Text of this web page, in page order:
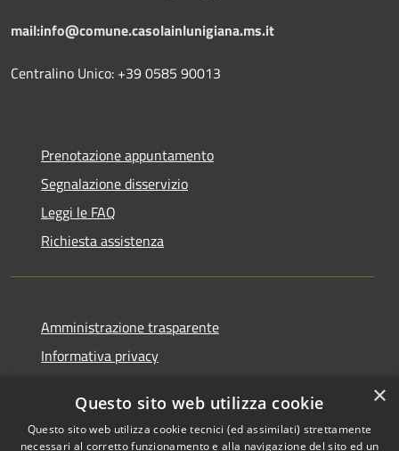
mail:info@comune.casolainlunigiana.ms.it
Centralino Unico: +39 0585 90013
Prenotazione appuntamento
Segnalazione disservizio
Leggi le FAQ
Richiesta assistenza
Amministrazione trasparente
Informativa privacy
Dichiarazione di accessibilità
×
Questo sito web utilizza cookie
Questo sito web utilizza cookie tecnici (ed assimilati) strettamente
necessari al corretto funzionamento e alla navigazione del sito ed un